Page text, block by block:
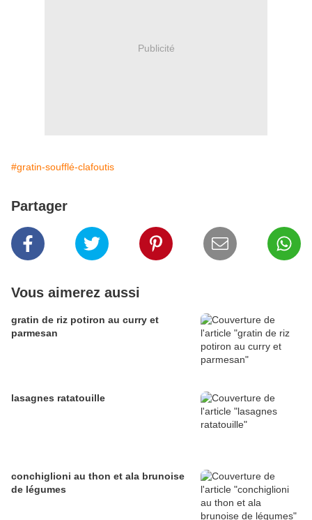
Publicité
#gratin-soufflé-clafoutis
Partager
Vous aimerez aussi
gratin de riz potiron au curry et
parmesan
lasagnes ratatouille
conchiglioni au thon et ala brunoise
de légumes